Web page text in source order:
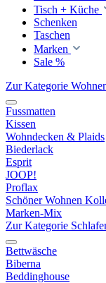
Tisch + Küche
Schenken
Taschen
Marken
Sale %
Zur Kategorie
Fussmatten
Kissen
Wohndecken & Plaids
Biederlack
Esprit
JOOP!
Proflax
Schöner Wohnen
Marken-Mix
Zur Kategorie
Bettwäsche
Biberna
Beddinghouse